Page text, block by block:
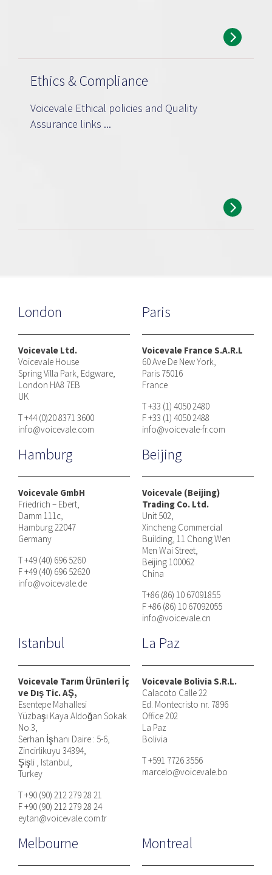
Ethics & Compliance
Voicevale Ethical policies and Quality
Assurance links ...
London
Voicevale Ltd.
Voicevale House
Spring Villa Park, Edgware,
London HA8 7EB
UK
T +44 (0)20 8371 3600
info@voicevale.com
Paris
Voicevale France S.A.R.L
60 Ave De New York,
Paris 75016
France
T +33 (1) 4050 2480
F +33 (1) 4050 2488
info@voicevale-fr.com
Hamburg
Voicevale GmbH
Friedrich – Ebert,
Damm 111c,
Hamburg 22047
Germany
T +49 (40) 696 5260
F +49 (40) 696 52620
info@voicevale.de
Beijing
Voicevale (Beijing)
Trading Co. Ltd.
Unit 502,
Xincheng Commercial
Building, 11 Chong Wen
Men Wai Street,
Beijing 100062
China
T+86 (86) 10 67091855
F +86 (86) 10 67092055
info@voicevale.cn
Istanbul
Voicevale Tarım Ürünleri İç
ve Dış Tic. AŞ,
Esentepe Mahallesi
Yüzbaşı Kaya Aldoğan Sokak
No.3,
Serhan İşhanı Daire : 5-6,
Zincirlikuyu 34394,
Şişli , Istanbul,
Turkey
T +90 (90) 212 279 28 21
F +90 (90) 212 279 28 24
eytan@voicevale.com.tr
La Paz
Voicevale Bolivia S.R.L.
Calacoto Calle 22
Ed. Montecristo nr. 7896
Office 202
La Paz
Bolivia
T +591 7726 3556
marcelo@voicevale.bo
Melbourne Montreal